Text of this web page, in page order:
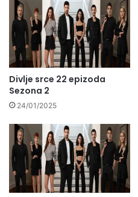
Divlje srce 22 epizoda
Sezona 2
24/01/2025